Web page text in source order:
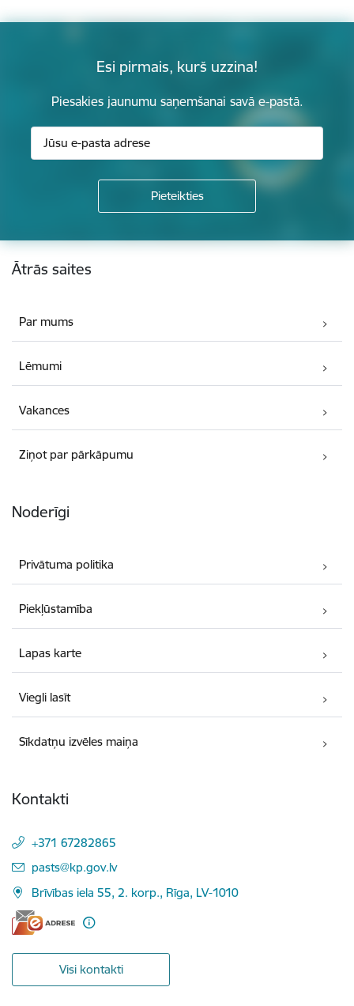
Esi pirmais, kurš uzzina!
Piesakies jaunumu saņemšanai savā e-pastā.
Kājene
Ātrās saites
Par mums
Lēmumi
Vakances
Ziņot par pārkāpumu
Noderīgi
Privātuma politika
Piekļūstamība
Lapas karte
Viegli lasīt
Sīkdatņu izvēles maiņa
Kontakti
+371 67282865
E-pasts:
pasts@kp.gov.lv
Brīvības iela 55, 2. korp., Rīga, LV-1010
Visi kontakti